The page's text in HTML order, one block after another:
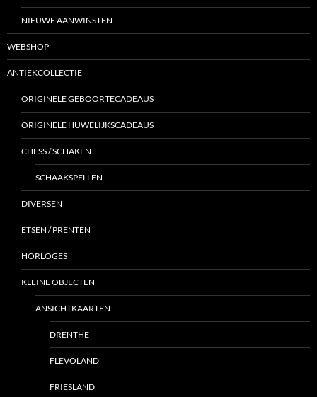
NIEUWE AANWINSTEN
WEBSHOP
ANTIEKCOLLECTIE
ORIGINELE GEBOORTECADEAUS
ORIGINELE HUWELIJKSCADEAUS
CHESS / SCHAKEN
SCHAAKSPELLEN
DIVERSEN
ETSEN / PRENTEN
HORLOGES
KLEINE OBJECTEN
ANSICHTKAARTEN
DRENTHE
FLEVOLAND
FRIESLAND